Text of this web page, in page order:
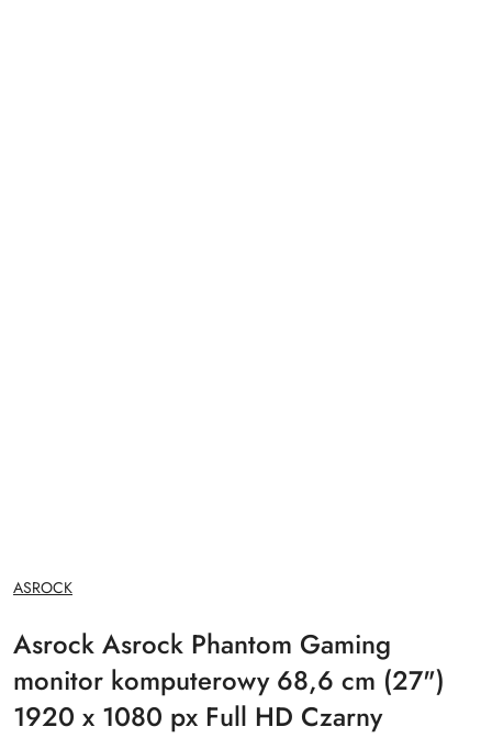
NAZWA
PRODUCENTA:
ASROCK
Asrock Asrock Phantom Gaming
monitor komputerowy 68,6 cm (27")
1920 x 1080 px Full HD Czarny